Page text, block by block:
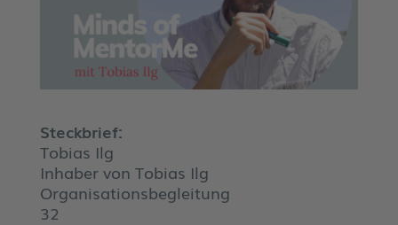
Steckbrief:
Tobias Ilg
Inhaber von Tobias Ilg
Organisationsbegleitung
32